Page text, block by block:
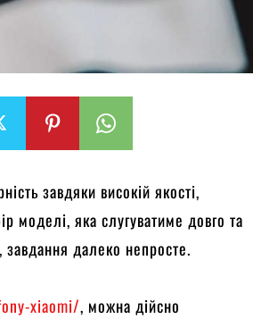
завдяки високій якості,
моделі, яка слугуватиме довго та
завдання далеко непросте.
xiaomi/, можна дійсно